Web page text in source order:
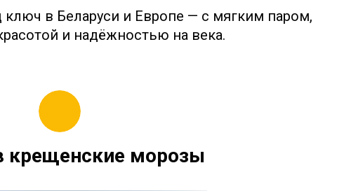
ключ в Беларуси и Европе — с мягким паром,
и надёжностью на века.
крещенские морозы